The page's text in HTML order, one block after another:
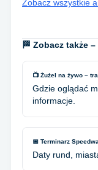
Zobacz wszystkie
🏁 Zobacz także
📺 Żużel na żywo –
Gdzie oglądać
informacje.
📅 Terminarz
Daty rund,